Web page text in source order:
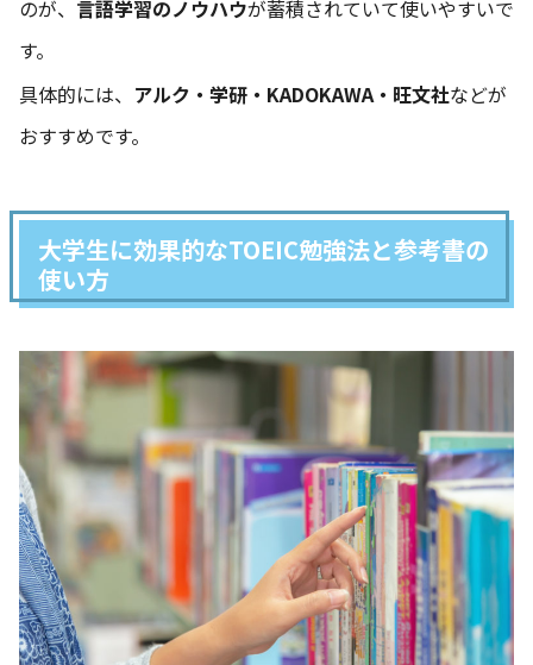
のが、 言語学習のノウハウが蓄積されていて使いやすいで
す。
具体的には、 アルク・学研・KADOKAWA・旺文社などが
おすすめです。
大学生に効果的なTOEIC勉強法と参考書の
使い方